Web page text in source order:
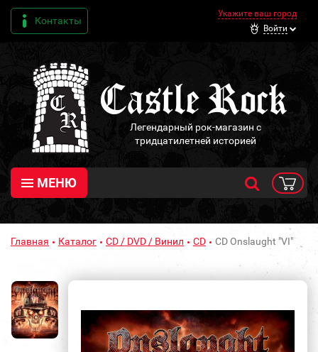
Контакты
Укажите ваш город
Войти
Легендарный рок-магазин с
тридцатилетней историей
МЕНЮ
Главная Каталог CD / DVD / Винил CD CD Onslaught "VI"